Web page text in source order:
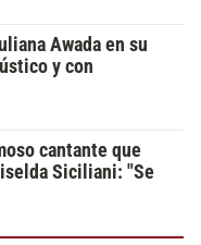
Awada en su
y con
cantante que
Siciliani: "Se